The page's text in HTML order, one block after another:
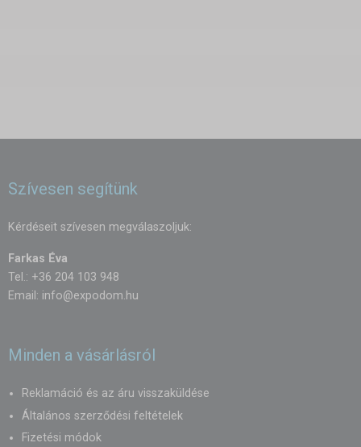
Szívesen segítünk
Kérdéseit szívesen megválaszoljuk:
Farkas Éva
Tel.: +36 204 103 948
Email: info@expodom.hu
Minden a vásárlásról
Reklamáció és az áru visszaküldése
Általános szerződési feltételek
Fizetési módok